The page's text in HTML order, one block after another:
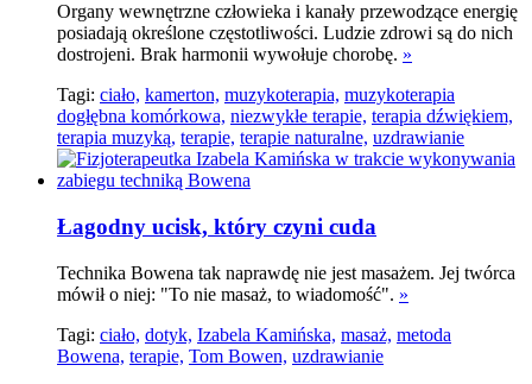
Organy wewnętrzne człowieka i kanały przewodzące energię
posiadają określone częstotliwości. Ludzie zdrowi są do nich
dostrojeni. Brak harmonii wywołuje chorobę. »
Tagi: ciało, kamerton, muzykoterapia, muzykoterapia
dogłębna komórkowa, niezwykłe terapie, terapia dźwiękiem,
terapia muzyką, terapie, terapie naturalne, uzdrawianie
Łagodny ucisk, który czyni cuda
Technika Bowena tak naprawdę nie jest masażem. Jej twórca
mówił o niej: "To nie masaż, to wiadomość". »
Tagi: ciało, dotyk, Izabela Kamińska, masaż, metoda
Bowena, terapie, Tom Bowen, uzdrawianie